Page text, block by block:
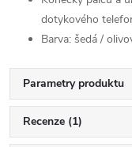
dotykového
Barva: šedá /
Parametry produktu
Recenze (1)